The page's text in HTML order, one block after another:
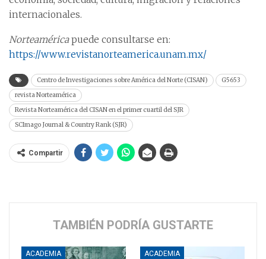
internacionales.
Norteaméricapuede consultarse en:
https://www.revistanorteamerica.unam.mx/
Centro de Investigaciones sobre América del Norte (CISAN)
G5653
revista Norteamérica
Revista Norteamérica del CISAN en el primer cuartil del SJR
SCImago Journal & Country Rank (SJR)
Compartir
TAMBIÉN PODRÍA GUSTARTE
ACADEMIA ACADEMIA